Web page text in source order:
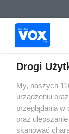
Drogi
My, naszych
urządzeniu
przeglądania w
oraz
skanować